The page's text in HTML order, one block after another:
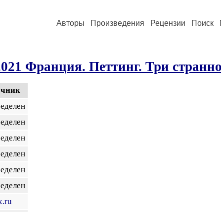
Авторы Произведения Рецензии Поиск
Франция. Петтинг. Три